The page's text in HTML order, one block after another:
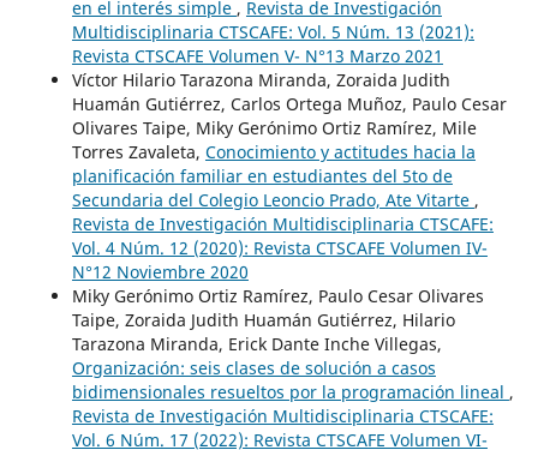
en el interés simple , Revista de Investigación
Multidisciplinaria CTSCAFE: Vol. 5 Núm. 13 (2021):
Revista CTSCAFE Volumen V- N°13 Marzo 2021
Víctor Hilario Tarazona Miranda, Zoraida Judith
Huamán Gutiérrez, Carlos Ortega Muñoz, Paulo Cesar
Olivares Taipe, Miky Gerónimo Ortiz Ramírez, Mile
Torres Zavaleta, Conocimiento y actitudes hacia la
planificación familiar en estudiantes del 5to de
Secundaria del Colegio Leoncio Prado, Ate Vitarte ,
Revista de Investigación Multidisciplinaria CTSCAFE:
Vol. 4 Núm. 12 (2020): Revista CTSCAFE Volumen IV-
N°12 Noviembre 2020
Miky Gerónimo Ortiz Ramírez, Paulo Cesar Olivares
Taipe, Zoraida Judith Huamán Gutiérrez, Hilario
Tarazona Miranda, Erick Dante Inche Villegas,
Organización: seis clases de solución a casos
bidimensionales resueltos por la programación lineal ,
Revista de Investigación Multidisciplinaria CTSCAFE:
Vol. 6 Núm. 17 (2022): Revista CTSCAFE Volumen VI-